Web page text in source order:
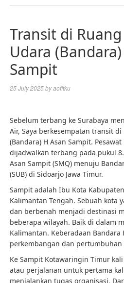
Transit di
Udara
Sampit
25 July 2025byaofitku
Sebelum terbang ke Surabaya
Air, Saya berkesempatan transit
(Bandara) H Asan Sampit.
dijadwalkan terbang pada pukul
Asan Sampit (SMQ) menuju
(SUB) di Sidoarjo Jawa Timur.
Sampit adalah Ibu Kota
Kalimantan Tengah. Sebuah kota
dan berbenah menjadi destinasi
beberapa wilayah. Baik di dalam
Kalimantan. Keberadaan Bandara
perkembangan dan pertumbuhan
Ke Sampit Kotawaringin Timur
atau perjalanan untuk pertama
menjalankan tugas organisasi.